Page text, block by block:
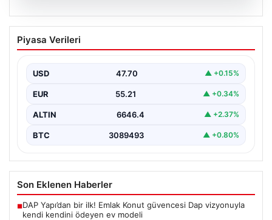
Fed faizi sabit tuttu
Piyasa Verileri
USD 47.70 ▲ +0.15%
EUR 55.21 ▲ +0.34%
ALTIN 6646.4 ▲ +2.37%
BTC 3089493 ▲ +0.80%
Son Eklenen Haberler
■DAP Yapı’dan bir ilk! Emlak Konut güvencesi Dap vizyonuyla
kendi kendini ödeyen ev modeli